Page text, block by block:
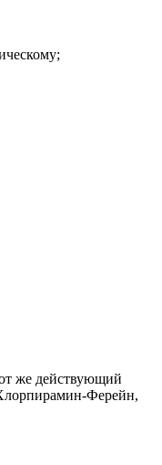
же действующий
Ферейн,